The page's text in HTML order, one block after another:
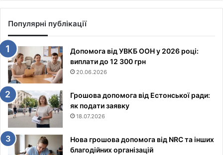
Популярні публікації
Допомога від УВКБ ООН у 2026 році:
виплати до 12 300 грн
20.06.2026
Грошова допомога від Естонської ради:
як подати заявку
18.07.2026
Нова грошова допомога від NRC та інших
благодійних організацій